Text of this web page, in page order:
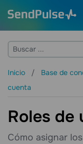
Inicio Base de
cuenta
Roles de
Cómo asignar